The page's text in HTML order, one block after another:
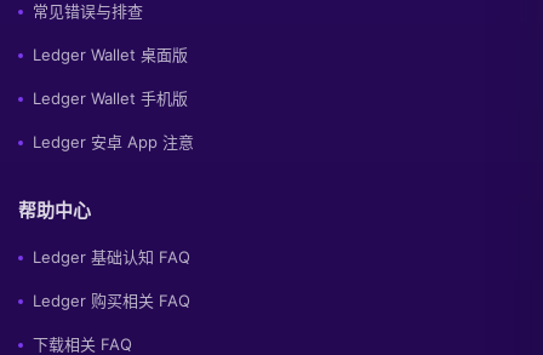
常见错误与排查
Ledger Wallet 桌面版
Ledger Wallet 手机版
Ledger 安卓 App 注意
帮助中心
Ledger 基础认知 FAQ
Ledger 购买相关 FAQ
下载相关 FAQ